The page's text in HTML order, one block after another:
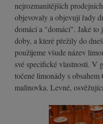
nejrozmanitějších
objevovaly a objevují řady
domácí a "domácí". Jaké to
doby, a které přežily do
použijeme všude název
své specifické vlastnosti. V
točené limonády s
malinovka. Levné,